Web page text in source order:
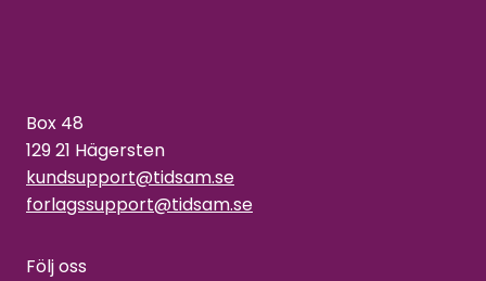
Box 48
129 21 Hägersten
kundsupport@tidsam.se
forlagssupport@tidsam.se
Följ oss